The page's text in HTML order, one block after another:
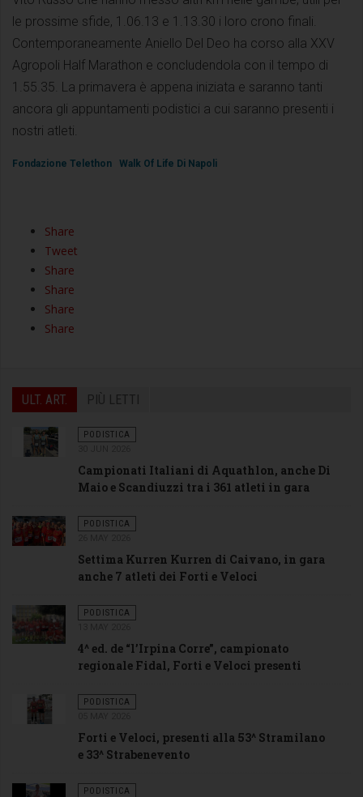
le prossime sfide, 1.06.13 e 1.13.30 i loro crono finali.
Contemporaneamente Aniello Del Deo ha corso alla XXV
Agropoli Half Marathon e concludendola con il tempo di
1.55.35. La primavera è appena iniziata e saranno tanti
ancora gli appuntamenti podistici a cui saranno presenti i
nostri atleti.
Fondazione Telethon Walk Of Life Di Napoli
Share
Tweet
Share
Share
Share
Share
ULT. ART. PIÙ LETTI
PODISTICA
Campionati Italiani di Aquathlon, anche Di
Maio e Scandiuzzi tra i 361 atleti in gara
PODISTICA
Settima Kurren Kurren di Caivano, in gara
anche 7 atleti dei Forti e Veloci
PODISTICA
4^ ed. de “l’Irpina Corre”, campionato
regionale Fidal, Forti e Veloci presenti
PODISTICA
Forti e Veloci, presenti alla 53^ Stramilano
e 33^ Strabenevento
PODISTICA